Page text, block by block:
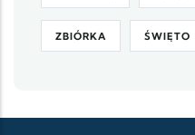
ZBIÓRKA ŚWIĘTO